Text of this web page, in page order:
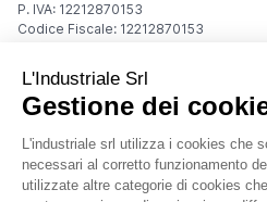
P. IVA: 12212870153
Codice Fiscale: 12212870153
Sede Legale
Via Carlo Dolci, 32
20148 Milano (MI)
Italy
Registro Imprese